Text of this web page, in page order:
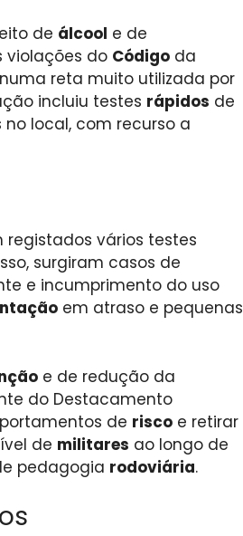
de álcool e de
violações do Código da
reta muito utilizada por
incluiu testes rápidos de
local, com recurso a
registados vários testes
surgiram casos de
e incumprimento do uso
em atraso e pequenas
e de redução da
do Destacamento
de risco e retirar
de militares ao longo de
pedagogia rodoviária.